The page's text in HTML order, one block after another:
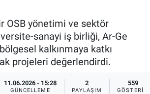
OSB yönetimi ve sektör
sanayi iş birliği, Ar-Ge
kalkınmaya katkı
projeleri değerlendirdi.
11.06.2026 - 15:28
GÜNCELLEME
2
PAYLAŞIM
559
GÖSTERIM
Mesaj
Mesaj